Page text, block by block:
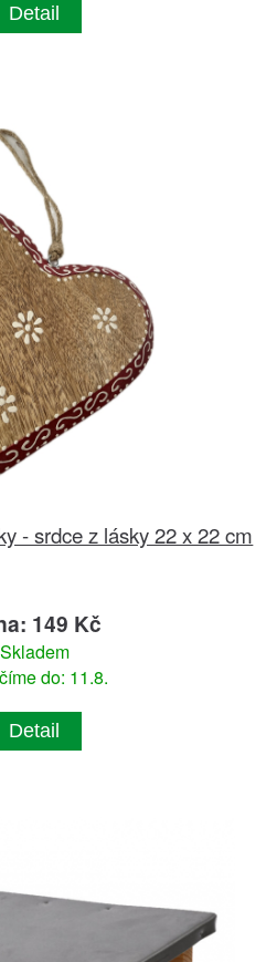
Detail
- srdce z lásky 22 x 22 cm
149 Kč
Skladem
do: 11.8.
Detail